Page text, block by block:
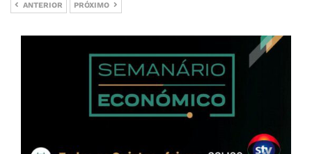
ANTERIOR PRÓXIMO